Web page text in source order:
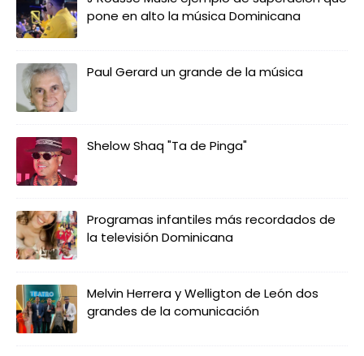
pone en alto la música Dominicana
Paul Gerard un grande de la música
Shelow Shaq "Ta de Pinga"
Programas infantiles más recordados de
la televisión Dominicana
Melvin Herrera y Welligton de León dos
grandes de la comunicación